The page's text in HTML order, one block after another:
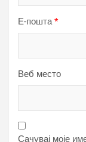
Е-пошта*
Веб место
Сачувај моје